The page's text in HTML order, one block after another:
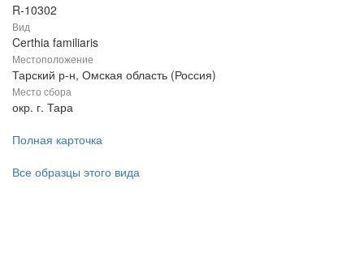
R-10302
Вид
Certhia familiaris
Местоположение
Тарский р-н, Омская область (Россия)
Место сбора
окр. г. Тара
Полная карточка
Все образцы этого вида